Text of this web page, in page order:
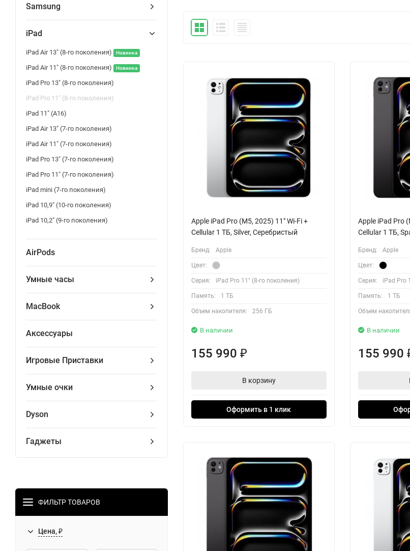
Samsung
iPad
iPad Air 13" (8-го поколения) Новинка
iPad Air 11" (8-го поколения) Новинка
iPad Pro 13" (8-го поколения)
iPad Pro 11" (8-го поколения)
iPad 11" (A16)
iPad Air 13" (7-го поколения)
iPad Air 11" (7-го поколения)
iPad Pro 13" (7-го поколения)
iPad Pro 11" (7-го поколения)
iPad mini (7-го поколения)
iPad 10,9" (10-го поколения)
iPad 10,2" (9-го поколения)
AirPods
Умные часы
MacBook
Аксессуары
Игровые Приставки
Умные очки
Dyson
Гаджеты
ФИЛЬТР ТОВАРОВ
Цена, ₽
Apple iPad Pro (M5, 2025) 11" Wi-Fi +
Cellular 1 ТБ, Silver, Серебристый
Бренд: Apple
Цвет:
Серия: iPad Pro 11" (8-го поколения)
Память: 1 ТБ
Объем накопителя: 256 ГБ
В наличии
155 990 ₽
В корзину
Оформить в 1 клик
Apple iPad Pro
Cellular 1 ТБ,
Бренд: Apple
Цвет:
Серия: iPad Pro
Память: 1 ТБ
Объем
В наличии
155 990